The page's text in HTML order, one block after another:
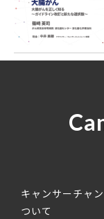
キャンサーチャ
ついて